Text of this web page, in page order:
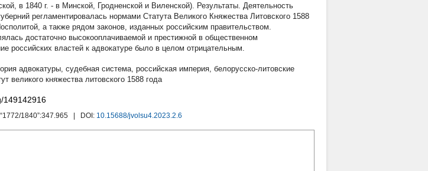
в 1840 г. - в Минской, Гродненской и Виленской). Результаты. Деятельность
регламентировалась нормами Статута Великого Княжества Литовского 1588
а также рядом законов, изданных российским правительством.
достаточно высокооплачиваемой и престижной в общественном
российских властей к адвокатуре было в целом отрицательным.
адвокатуры, судебная система, российская империя, белорусско-литовские
великого княжества литовского 1588 года
149142916
1840”:347.965 | DOI: 10.15688/jvolsu4.2023.2.6